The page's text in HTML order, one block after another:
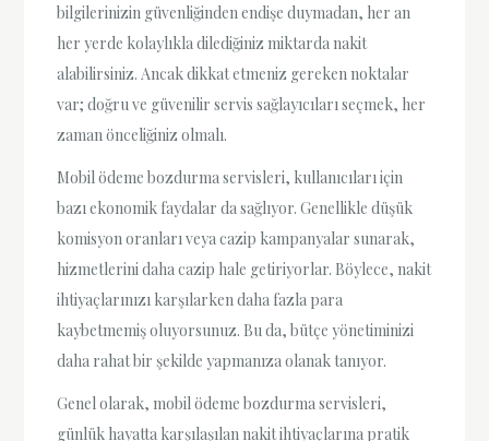
bilgilerinizin güvenliğinden endişe duymadan, her an
her yerde kolaylıkla dilediğiniz miktarda nakit
alabilirsiniz. Ancak dikkat etmeniz gereken noktalar
var; doğru ve güvenilir servis sağlayıcıları seçmek, her
zaman önceliğiniz olmalı.
Mobil ödeme bozdurma servisleri, kullanıcıları için
bazı ekonomik faydalar da sağlıyor. Genellikle düşük
komisyon oranları veya cazip kampanyalar sunarak,
hizmetlerini daha cazip hale getiriyorlar. Böylece, nakit
ihtiyaçlarınızı karşılarken daha fazla para
kaybetmemiş oluyorsunuz. Bu da, bütçe yönetiminizi
daha rahat bir şekilde yapmanıza olanak tanıyor.
Genel olarak, mobil ödeme bozdurma servisleri,
günlük hayatta karşılaşılan nakit ihtiyaçlarına pratik